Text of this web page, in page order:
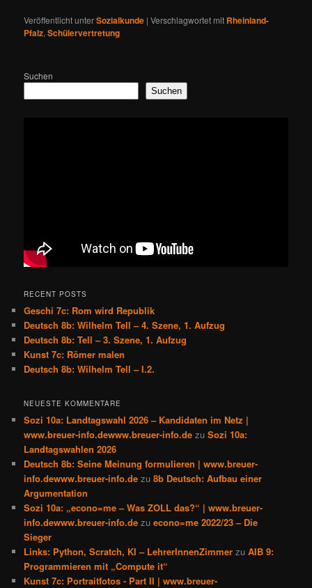
Veröffentlicht unterSozialkunde |Verschlagwortet mit Rheinland-
Pfalz,Schülervertretung
Suchen
Suchen
RECENT POSTS
Geschi 7c: Rom wird Republik
Deutsch 8b: Wilhelm Tell – 4. Szene, 1. Aufzug
Deutsch 8b: Tell – 3. Szene, 1. Aufzug
Kunst 7c: Römer malen
Deutsch 8b: Wilhelm Tell – I.2.
NEUESTE KOMMENTARE
Sozi 10a: Landtagswahl 2026 – Kandidaten im Netz |
www.breuer-info.dewww.breuer-info.de zuSozi 10a:
Landtagswahlen 2026
Deutsch 8b: Seine Meinung formulieren | www.breuer-
info.dewww.breuer-info.de zu8b Deutsch: Aufbau einer
Argumentation
Sozi 10a: „econo=me – Was ZOLL das?“ | www.breuer-
info.dewww.breuer-info.de zuecono=me 2022/23 – Die
Sieger
Links: Python, Scratch, KI – LehrerInnenZimmer zuAIB 9:
Programmieren mit „Compute it“
Kunst 7c: Portraitfotos - Part II | www.breuer-